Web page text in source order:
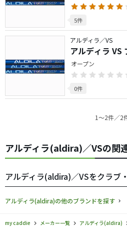
5件
アルディラ／VS
アルディラ VS
オープン
0件
1〜2件／2
アルディラ(aldira)／VSの関
アルディラ(aldira)／VSをクラブ
アルディラ(aldira)の他のブランドを探す
my caddie メーカー一覧 アルディラ(aldira)